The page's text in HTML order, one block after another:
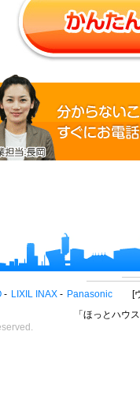
LIXIL INAX Panasonic
「ほっとハウ